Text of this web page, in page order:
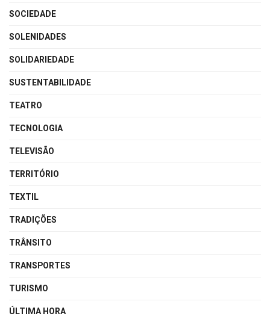
SOCIEDADE
SOLENIDADES
SOLIDARIEDADE
SUSTENTABILIDADE
TEATRO
TECNOLOGIA
TELEVISÃO
TERRITÓRIO
TEXTIL
TRADIÇÕES
TRÂNSITO
TRANSPORTES
TURISMO
ÚLTIMA HORA